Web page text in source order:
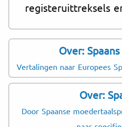
registeruittreksels
Over:
Vertalingen naar Europees
Over:
Door Spaanse